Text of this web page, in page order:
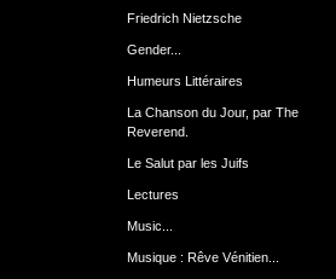
Friedrich Nietzsche
Gender...
Humeurs Littéraires
La Chanson du Jour, par The
Reverend.
Le Salut par les Juifs
Lectures
Music...
Musique : Rêve Vénitien...